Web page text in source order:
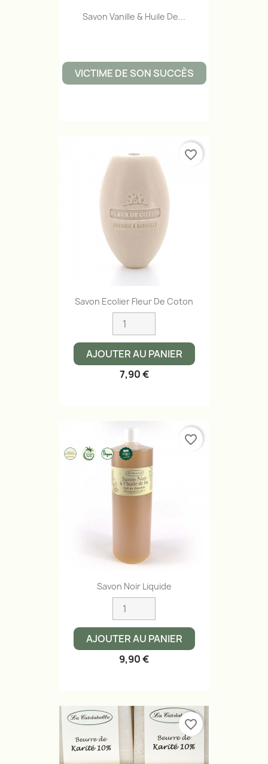
Savon Vanille & Huile De...
VICTIME DE SON SUCCÈS
Savon Ecolier Fleur De Coton
AJOUTER AU PANIER
7,90 €
favorite_border
Savon Noir Liquide
AJOUTER AU PANIER
9,90 €
favorite_border
favorite_border